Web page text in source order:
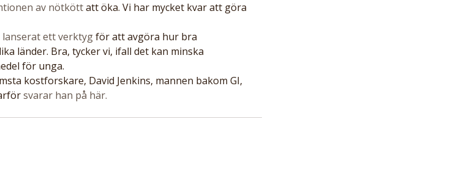
av nötkött att öka. Vi har mycket kvar att göra
lanserat ett verktyg för att avgöra hur bra
länder. Bra, tycker vi, ifall det kan minska
för unga.
kostforskare, David Jenkins, mannen bakom GI,
svarar han på här.